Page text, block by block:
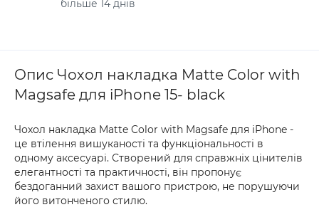
більше 14 днів
Опис Чохол накладка Matte Color with
Magsafe для iPhone 15- black
Чохол накладка Matte Color with Magsafe для iPhone -
це втілення вишуканості та функціональності в
одному аксесуарі. Створений для справжніх цінителів
елегантності та практичності, він пропонує
бездоганний захист вашого пристрою, не порушуючи
його витонченого стилю.